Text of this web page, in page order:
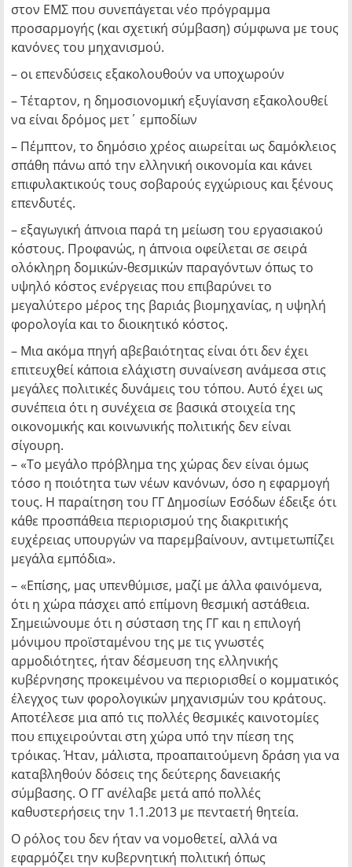
στον ΕΜΣ που συνεπάγεται νέο πρόγραμμα
προσαρμογής (και σχετική σύμβαση) σύμφωνα με τους
κανόνες του μηχανισμού.
– οι επενδύσεις εξακολουθούν να υποχωρούν
– Τέταρτον, η δημοσιονομική εξυγίανση εξακολουθεί
να είναι δρόμος μετ΄ εμποδίων
– Πέμπτον, το δημόσιο χρέος αιωρείται ως δαμόκλειος
σπάθη πάνω από την ελληνική οικονομία και κάνει
επιφυλακτικούς τους σοβαρούς εγχώριους και ξένους
επενδυτές.
– εξαγωγική άπνοια παρά τη μείωση του εργασιακού
κόστους. Προφανώς, η άπνοια οφείλεται σε σειρά
ολόκληρη δομικών-θεσμικών παραγόντων όπως το
υψηλό κόστος ενέργειας που επιβαρύνει το
μεγαλύτερο μέρος της βαριάς βιομηχανίας, η υψηλή
φορολογία και το διοικητικό κόστος.
– Μια ακόμα πηγή αβεβαιότητας είναι ότι δεν έχει
επιτευχθεί κάποια ελάχιστη συναίνεση ανάμεσα στις
μεγάλες πολιτικές δυνάμεις του τόπου. Αυτό έχει ως
συνέπεια ότι η συνέχεια σε βασικά στοιχεία της
οικονομικής και κοινωνικής πολιτικής δεν είναι
σίγουρη.
– «Το μεγάλο πρόβλημα της χώρας δεν είναι όμως
τόσο η ποιότητα των νέων κανόνων, όσο η εφαρμογή
τους. Η παραίτηση του ΓΓ Δημοσίων Εσόδων έδειξε ότι
κάθε προσπάθεια περιορισμού της διακριτικής
ευχέρειας υπουργών να παρεμβαίνουν, αντιμετωπίζει
μεγάλα εμπόδια».
– «Επίσης, μας υπενθύμισε, μαζί με άλλα φαινόμενα,
ότι η χώρα πάσχει από επίμονη θεσμική αστάθεια.
Σημειώνουμε ότι η σύσταση της ΓΓ και η επιλογή
μόνιμου προϊσταμένου της με τις γνωστές
αρμοδιότητες, ήταν δέσμευση της ελληνικής
κυβέρνησης προκειμένου να περιορισθεί ο κομματικός
έλεγχος των φορολογικών μηχανισμών του κράτους.
Αποτέλεσε μια από τις πολλές θεσμικές καινοτομίες
που επιχειρούνται στη χώρα υπό την πίεση της
τρόικας. Ήταν, μάλιστα, προαπαιτούμενη δράση για να
καταβληθούν δόσεις της δεύτερης δανειακής
σύμβασης. Ο ΓΓ ανέλαβε μετά από πολλές
καθυστερήσεις την 1.1.2013 με πενταετή θητεία.
Ο ρόλος του δεν ήταν να νομοθετεί, αλλά να
εφαρμόζει την κυβερνητική πολιτική όπως